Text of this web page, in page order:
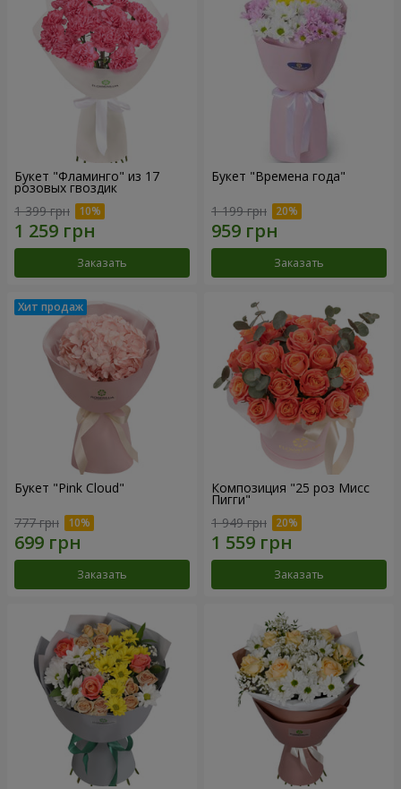
Букет "Фламинго" из 17
розовых гвоздик
1 399 грн
Заказать
Букет "Времена года"
1 199 грн
Заказать
Букет "Pink Cloud"
777 грн
Заказать
Композиция "25 роз Мисс
Пигги"
1 949 грн
Заказать